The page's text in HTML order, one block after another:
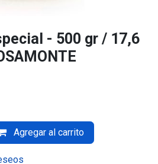
- 500 gr / 17,6
Agregar al carrito